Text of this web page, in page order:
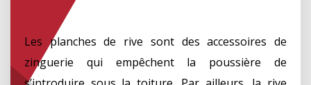
Les planches de rive sont des accessoires de
zinguerie qui empêchent la poussière de